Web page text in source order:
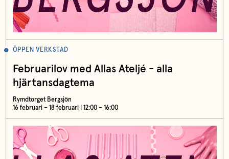
ÖPPEN VERKSTAD
Februarilov med Allas Ateljé - alla
hjärtansdagtema
Rymdtorget Bergsjön
16 februari – 18 februari | 12:00 – 16:00